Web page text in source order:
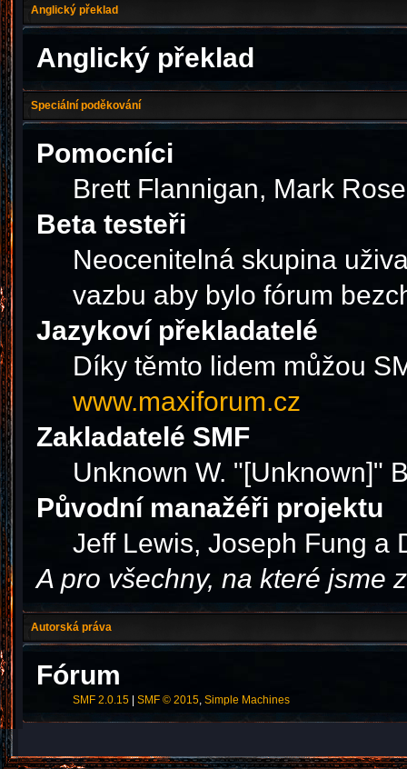
Anglický překlad
Anglický překlad
Speciální poděkování
Pomocníci
Brett Flannigan, Mark
Beta testeři
Neocenitelná skupina
vazbu aby bylo fórum
Jazykoví překladatelé
Díky těmto lidem můžou
www.maxiforum.cz
Zakladatelé SMF
Unknown W. "[Unknown]"
Původní manažéři projektu
Jeff Lewis, Joseph Fung a
A pro všechny, na které jsme
Autorská práva
Fórum
SMF 2.0.15| SMF © 2015, Simple Machines